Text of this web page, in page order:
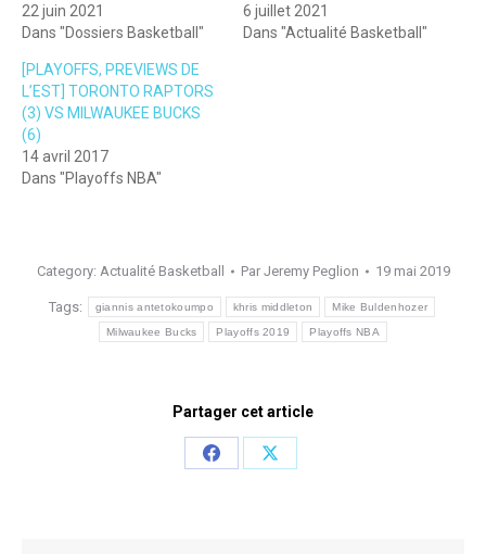
22 juin 2021
Dans "Dossiers Basketball"
6 juillet 2021
Dans "Actualité Basketball"
[PLAYOFFS, PREVIEWS DE
L’EST] TORONTO RAPTORS
(3) VS MILWAUKEE BUCKS
(6)
14 avril 2017
Dans "Playoffs NBA"
Category: Actualité Basketball Par Jeremy Peglion 19 mai 2019
Tags: giannis antetokoumpo khris middleton Mike Buldenhozer
Milwaukee Bucks Playoffs 2019 Playoffs NBA
Partager cet article
Share
Share